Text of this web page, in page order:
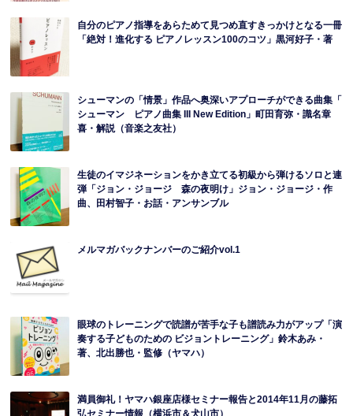
自分のピアノ指導をあらためて見つめ直すきっかけとなる一冊
「絶対！進化する ピアノレッスン100のコツ」黒河好子・著
シューマンの「情景」作品へ奥深いアプローチができる曲集「
シューマン ピアノ曲集 III New Edition」町田育弥・識名章
喜・解説（音楽之友社）
生徒のイマジネーションをかき立てる初級から弾けるソロと連
弾「ジョン・ジョージ 森の夜明け」ジョン・ジョージ・作
曲、田村智子・お話・アンサンブル
メルマガバックナンバーのご紹介vol.1
眼球のトレーニングで読譜が苦手な子も譜読み力がアップ「演
奏する子どものための ビジョントレーニング」鈴木あみ・
著、北出勝也・監修（ヤマハ）
満員御礼！ヤマハ銀座店様セミナー報告と2014年11月の藤拓
弘セミナー情報（横浜市＆犬山市）